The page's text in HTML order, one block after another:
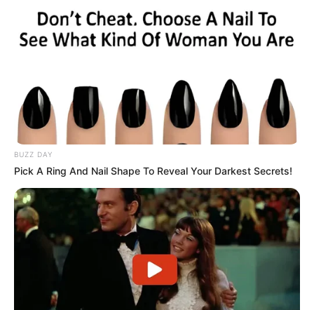
BUZZ DAY
Pick A Ring And Nail Shape To Reveal Your Darkest Secrets!